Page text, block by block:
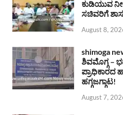
ಕುಡಿಯುವ
ಸಚಿವರಿಗೆ
August 8,
shimoga
ಶಿವಮೊಗ್ಗ –
ಪ್ರಾಧಿಕಾರದ
ಹಗ್ಗಜಗ್ಗಾಟ!
August 7,